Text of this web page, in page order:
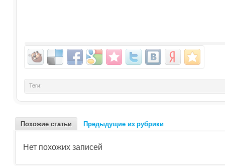
Теги:
Похожие статьи Предыдущие из рубрики
Нет похожих записей